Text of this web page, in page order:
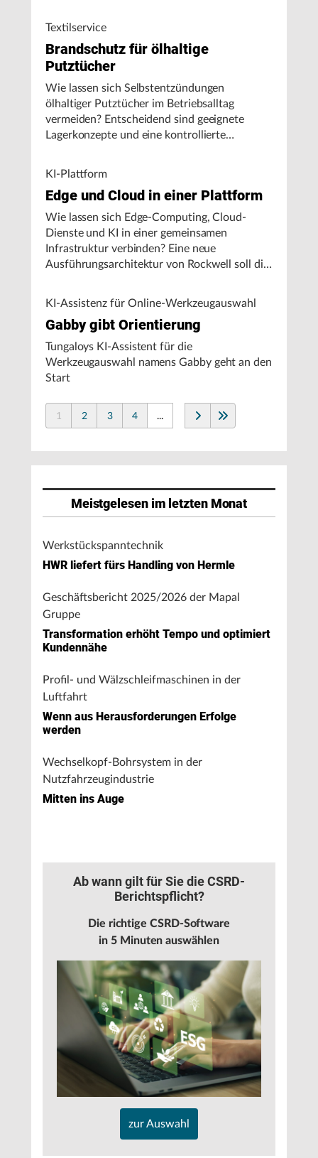
Textilservice
Brandschutz für ölhaltige
Putztücher
Wie lassen sich Selbstentzündungen
ölhaltiger Putztücher im Betriebsalltag
vermeiden? Entscheidend sind geeignete
Lagerkonzepte und eine kontrollierte
KI-Plattform
Edge und Cloud in einer Plattform
Wie lassen sich Edge-Computing, Cloud-
Dienste und KI in einer gemeinsamen
Infrastruktur verbinden? Eine neue
Ausführungsarchitektur von Rockwell soll die
KI-Assistenz für Online-Werkzeugauswahl
Gabby gibt Orientierung
Tungaloys KI-Assistent für die
Werkzeugauswahl namens Gabby geht an den
Start
1 2 3 4 ...
Meistgelesen im letzten Monat
Werkstückspanntechnik
HWR liefert fürs Handling von Hermle
Geschäftsbericht 2025/2026 der Mapal
Gruppe
Transformation erhöht Tempo und optimiert
Kundennähe
Profil- und Wälzschleifmaschinen in der
Luftfahrt
Wenn aus Herausforderungen Erfolge
werden
Wechselkopf-Bohrsystem in der
Nutzfahrzeugindustrie
Mitten ins Auge
Ab wann gilt für Sie die CSRD-
Berichtspflicht?
Die richtige CSRD-Software
in 5 Minuten auswählen
zur Auswahl